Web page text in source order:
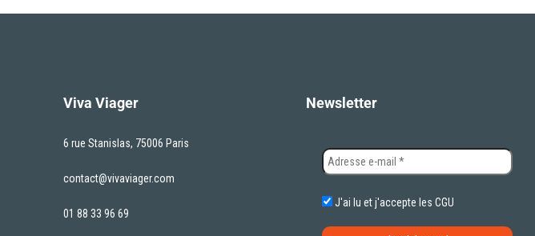
Viva Viager
6 rue Stanislas, 75006 Paris
contact@vivaviager.com
01 88 33 96 69
Newsletter
J'ai lu et j'accepte les CGU